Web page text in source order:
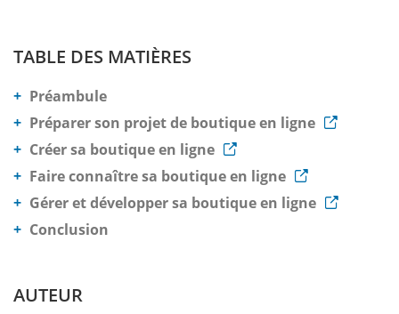
TABLE DES MATIÈRES
Préambule
Préparer son projet de boutique en ligne
Créer sa boutique en ligne
Faire connaître sa boutique en ligne
Gérer et développer sa boutique en ligne
Conclusion
AUTEUR